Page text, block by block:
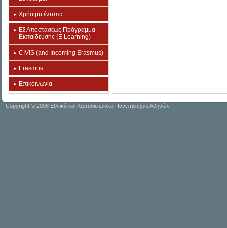
Χρήσιμα έντυπα
Εξ Αποστάσεως Πρόγραμμα
Εκπαίδευσης (E Learning)
CIVIS (and Incoming Erasmus)
Erasmus
Επικοινωνία
Copyright © 2008 Εθνικό και Καποδιστριακό Πανεπιστήμιο Αθηνών